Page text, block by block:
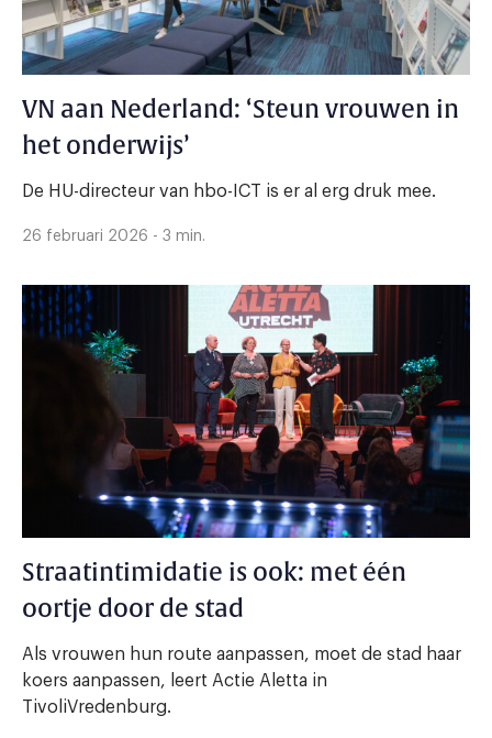
VN aan Nederland: ‘Steun vrouwen in
het onderwijs’
De HU-directeur van hbo-ICT is er al erg druk mee.
26 februari 2026 - 3 min.
Straatintimidatie is ook: met één
oortje door de stad
Als vrouwen hun route aanpassen, moet de stad haar
koers aanpassen, leert Actie Aletta in
TivoliVredenburg.